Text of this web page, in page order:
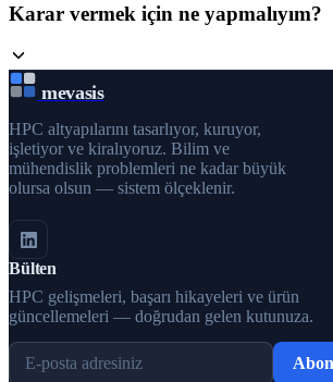
Karar vermek için ne yapmalıyım?
mevasis
HPC altyapılarını tasarlıyor, kuruyor,
işletiyor ve kiralıyoruz. Bilim ve
mühendislik problemleri ne kadar büyük
olursa olsun — sistem ölçeklenir.
Bülten
HPC gelişmeleri, başarı hikayeleri ve ürün
güncellemeleri — doğrudan gelen kutunuza.